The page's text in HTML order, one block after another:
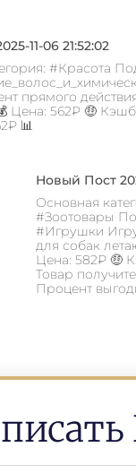
11-06 21:52:02
#Красота
прямого
Цена: 562₽ 🤑
📊
Новый Пост
Основная
#Зоотовары
#Игрушки
для собак
Цена: 582₽ 🤑
Товар
Процент